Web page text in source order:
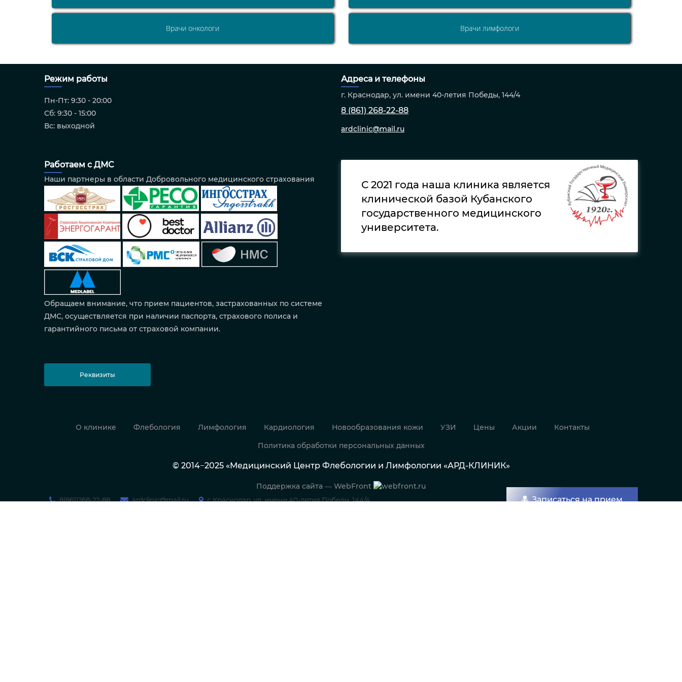
Врачи онкологи Врачи лимфологи
Режим работы
Пн-Пт: 9:30 - 20:00
Сб: 9:30 - 15:00
Вс: выходной
Адреса и телефоны
г. Краснодар, ул. имени 40-летия Победы, 144/4
8 (861) 268-22-88
ardclinic@mail.ru
Работаем с ДМС
Наши партнеры в области Добровольного медицинского страхования
Обращаем внимание, что прием пациентов, застрахованных по системе
ДМС, осуществляется при наличии паспорта, страхового полиса и
гарантийного письма от страховой компании.
С 2021 года наша клиника является
клинической базой Кубанского
государственного медицинского
университета.
Реквизиты
О клинике Флебология Лимфология Кардиология Новообразования кожи УЗИ Цены Акции
Контакты
Политика обработки персональных данных
© 2014−2025 «Медицинский Центр Флебологии и Лимфологии «АРД-КЛИНИК»
Поддержка сайта — WebFront
8(861)268-22-88 ardclinic@mail.ru г. Краснодар, ул. имени 40-летия Победы, 144/4 Записаться на прием